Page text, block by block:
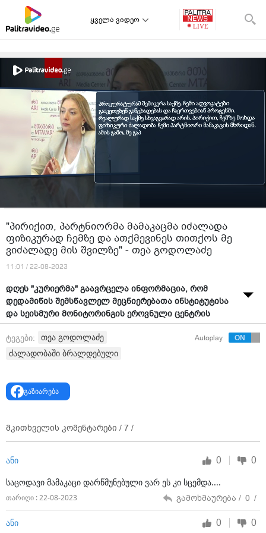
ყველა ვიდეო
"პირიქით, პარტნიორმა მამაკაცმა იძალადა
ფიზიკურად ჩემზე და ათქმევინეს თითქოს მე
ვიძალადე მის შვილზე" - თეა გოდოლაძე
11:01 / 22-08-2023
დღეს "კურიერმა" გაავრცელა ინფორმაცია, რომ
დედამიწის შემსწავლელ მეცნიერებათა ინსტიტუტისა
და სეისმური მონიტორინგის ეროვნული ცენტრის
დირექტორი თეა გოდოლაძე ოჯახის წევრის მიმართ
ძალადობაშია ბრალდებული.
მათი ინფორმაციით, პროკურატურამ მას ბრალი
მიმართ ძალადობას გულისხმობს და თეა გოდოლაძეს
2 000-ლარიანი გირაო აქვს შეფარდებული, ხოლო
"კვირის პალიტრა" დაუუკავშირდა თეა გოდოლაძეს.
ის ამბობს, რომ მისი დისკრედიტაცია ხდება და შოვის
ტრაგედიის ირგვლივ გაკეთებულ განცხადებებს ვერ
"რუსთავი 2"-მა გაავრცელა ეს ინფორმაცია? ჩემი
აქტიურობის გამო ხდება ეს ყველაფერი.
პროკურატურამ შემიკერა საქმე. ჩემი ადვოკატები
გააკეთებენ განცხადებას და ჩაერთვებიან პროცესში.
ტეგები:
თეა გოდოლაძე
ძალადობაში ბრალდებული
Autoplay
გაზიარება
მკითხველის კომენტარები / 7 /
ანი 0 0
საცოდავი მამაკაცი დარწმუნებული ვარ ეს კი სცემდა....
თარიღი : 22-08-2023 გამოხმაურება / 0 /
ანი 0 0